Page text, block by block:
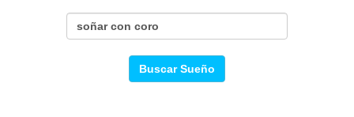
Buscar Sueño